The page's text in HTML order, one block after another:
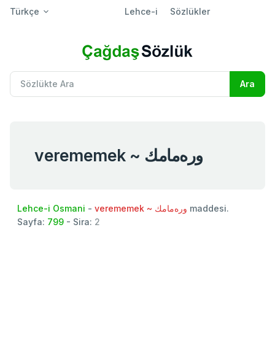
Türkçe Lehce-i Sözlükler
verememek ~ وره‌مامك
Lehce-i Osmani - verememek ~ وره‌مامك maddesi.
Sayfa: 799 - Sira: 2